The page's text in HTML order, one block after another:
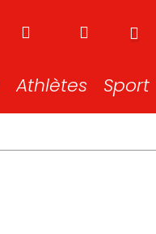
Athlètes Sport